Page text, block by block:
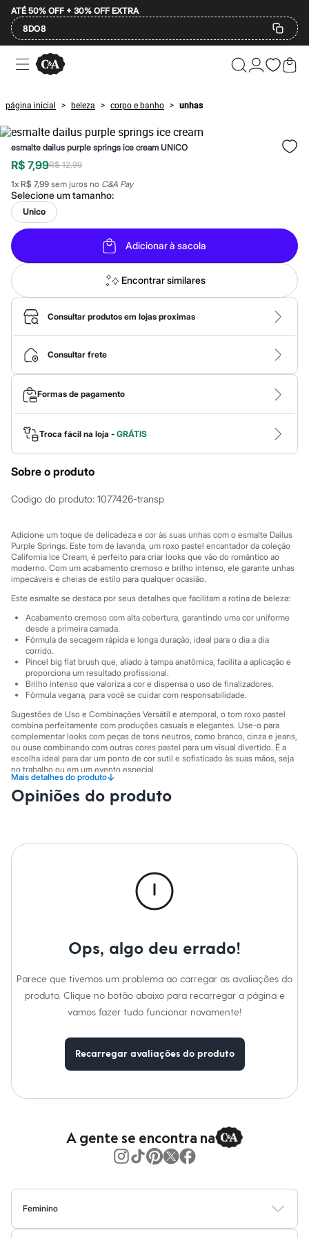
ATÉ 50% OFF + 30% OFF EXTRA
8DO8
Ofertas
Compre por Departamento
Masculino
Infantil
Calçados
Mindse7
Plus Size
Até 20% off
Até 40% off
Até 60% off
A partir de 60% off
Feminino
Em alta
Inverno
Alfaiataria
Novidades
Roupas
Blusas e Camisetas
Básicos
Calças
Casacos e Jaquetas
Jeans
Macacões
Saias
Shorts e Bermudas
Vestidos
Acessórios
Bolsas
Bonés e Chapéus
Bijoux
Cintos
Relógios
Botas
Sandálias
Sapatilhas
Tênis
Marcas
City
Clock House
Sawary
Yessica
Moda esportiva
Acessórios
Blusas
Calçados
Leggings
Shorts e Bermudas
Tops
Moda íntima
Calcinhas
Cintas e Modeladores
Meias
Pijamas
Sutiãs e Tops
Moda praia
Saídas de praia
Personagens
Shorts e Saias
Em alta
Dia dos Pais
Camisetas e Regatas
Casacos e Jaquetas
Bolsas e Mochilas
Óculos
Relógios
Botas
página inicial > beleza > corpo e banho > unhas
esmalte dailus purple springs ice cream UNICO
R$ 7,99R$ 12,99
1x R$ 7,99 sem juros no C&A Pay
Selecione umtamanho:
Unico
Adicionar à sacola
Encontrar similares
Consultar produtos em lojas proximas
Consultar frete
Formas de pagamento
Troca fácil na loja - GRÁTIS
Sobre o produto
Codigo do produto: 1077426-transp
Adicione um toque de delicadeza e cor às suas unhas com o esmalte Dailus
Purple Springs. Este tom de lavanda, um roxo pastel encantador da coleção
California Ice Cream, é perfeito para criar looks que vão do romântico ao
moderno. Com um acabamento cremoso e brilho intenso, ele garante unhas
impecáveis e cheias de estilo para qualquer ocasião.
Este esmalte se destaca por seus detalhes que facilitam a rotina de beleza:
Acabamento cremoso com alta cobertura, garantindo uma cor uniforme
desde a primeira camada.
Fórmula de secagem rápida e longa duração, ideal para o dia a dia
corrido.
Pincel big flat brush que, aliado à tampa anatômica, facilita a aplicação e
proporciona um resultado profissional.
Brilho intenso que valoriza a cor e dispensa o uso de finalizadores.
Fórmula vegana, para você se cuidar com responsabilidade.
Sugestões de Uso e Combinações Versátil e atemporal, o tom roxo pastel
combina perfeitamente com produções casuais e elegantes. Use-o para
complementar looks com peças de tons neutros, como branco, cinza e jeans,
ou ouse combinando com outras cores pastel para um visual divertido. É a
escolha ideal para dar um ponto de cor sutil e sofisticado às suas mãos, seja
no trabalho ou em um evento especial.
A gente se encontra na C&A! ❤
Mais detalhes do produto↓
Informacoes gerais:
Opiniões do produto
Ops, algo deu errado!
Parece que tivemos um problema ao carregar as avaliações do
produto. Clique no botão abaixo para recarregar a página e
vamos fazer tudo funcionar novamente!
Recarregar avaliações do produto
A gente se encontra na
Feminino
BlusasCalçasVestidosSaiasCasacosModa PraiaModa Íntima